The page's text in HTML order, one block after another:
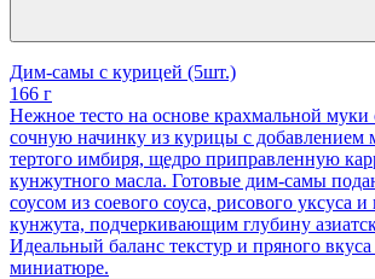
Дим-самы с курицей (5шт.)
166 г
Нежное тесто на основе крахмальной муки
сочную начинку из курицы с добавлением
тертого имбиря, щедро приправленную
кунжутного масла. Готовые дим-самы
соусом из соевого соуса, рисового уксуса
кунжута, подчеркивающим глубину
Идеальный баланс текстур и пряного
миниатюре.